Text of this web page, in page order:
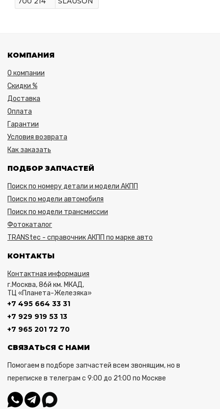
КОМПАНИЯ
О компании
Скидки %
Доставка
Оплата
Гарантии
Условия возврата
Как заказать
ПОДБОР ЗАПЧАСТЕЙ
Поиск по номеру детали и модели АКПП
Поиск по модели автомобиля
Поиск по модели трансмиссии
Фотокаталог
TRANStec - справочник АКПП по марке авто
КОНТАКТЫ
Контактная информация
г.Москва, 86й км. МКАД,
ТЦ «Планета-Железяка»
+7 495 664 33 31
+7 929 919 53 13
+7 965 201 72 70
СВЯЗАТЬСЯ С НАМИ
Помогаем в подборе запчастей всем звонящим, но в
переписке в телеграм с 9:00 до 21:00 по Москве